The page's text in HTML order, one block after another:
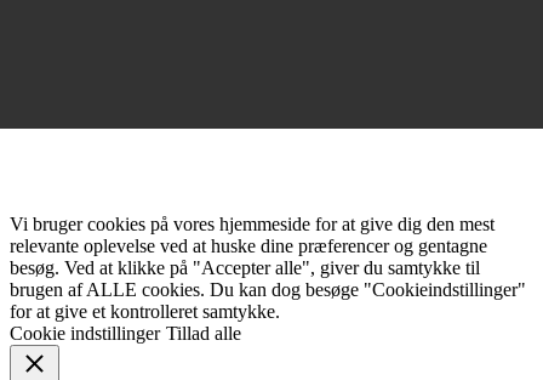
Vi bruger cookies på vores hjemmeside for at give dig den mest
relevante oplevelse ved at huske dine præferencer og gentagne
besøg. Ved at klikke på "Accepter alle", giver du samtykke til
brugen af ALLE cookies. Du kan dog besøge "Cookieindstillinger"
for at give et kontrolleret samtykke.
Cookie indstillinger Tillad alle